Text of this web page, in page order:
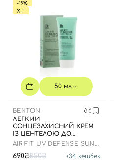
-19%
ХІТ
50 мл
BENTON
ЛЕГКИЙ
СОНЦЕЗАХИСНИЙ КРЕМ
ІЗ ЦЕНТЕЛОЮ ДО
07.01.2027 РОКУ
AIR FIT UV DEFENSE SUN
690₴850₴ +34 кешбек